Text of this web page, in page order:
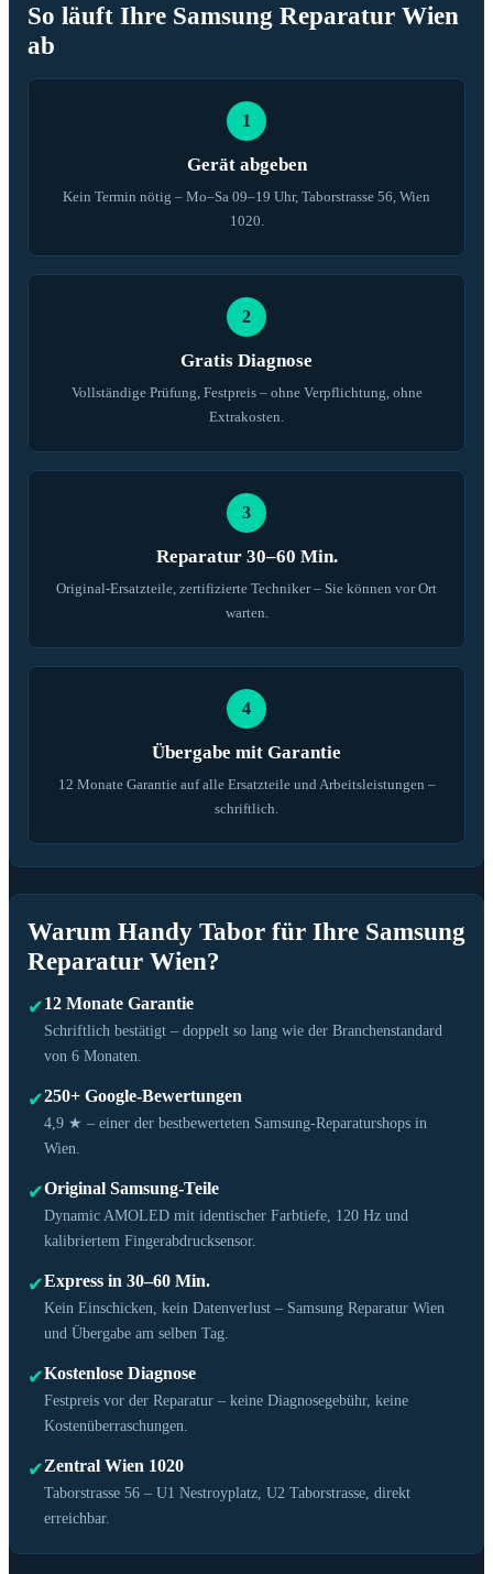
So läuft Ihre Samsung Reparatur Wien
ab
1
Gerät abgeben
Kein Termin nötig – Mo–Sa 09–19 Uhr, Taborstrasse 56, Wien
1020.
2
Gratis Diagnose
Vollständige Prüfung, Festpreis – ohne Verpflichtung, ohne
Extrakosten.
3
Reparatur 30–60 Min.
Original-Ersatzteile, zertifizierte Techniker – Sie können vor Ort
warten.
4
Übergabe mit Garantie
12 Monate Garantie auf alle Ersatzteile und Arbeitsleistungen –
schriftlich.
Warum Handy Tabor für Ihre Samsung
Reparatur Wien?
✔12 Monate Garantie
Schriftlich bestätigt – doppelt so lang wie der Branchenstandard
von 6 Monaten.
✔250+ Google-Bewertungen
4,9 ★ – einer der bestbewerteten Samsung-Reparaturshops in
Wien.
✔Original Samsung-Teile
Dynamic AMOLED mit identischer Farbtiefe, 120 Hz und
kalibriertem Fingerabdrucksensor.
✔Express in 30–60 Min.
Kein Einschicken, kein Datenverlust – Samsung Reparatur Wien
und Übergabe am selben Tag.
✔Kostenlose Diagnose
Festpreis vor der Reparatur – keine Diagnosegebühr, keine
Kostenüberraschungen.
✔Zentral Wien 1020
Taborstrasse 56 – U1 Nestroyplatz, U2 Taborstrasse, direkt
erreichbar.